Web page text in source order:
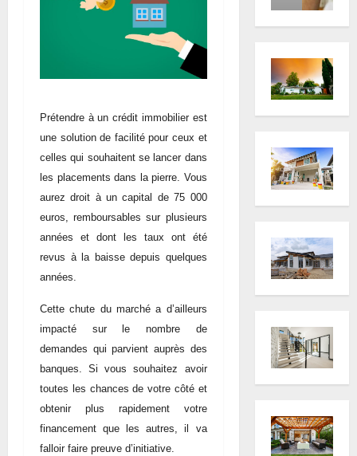
Prétendre à un crédit immobilier est
une solution de facilité pour ceux et
celles qui souhaitent se lancer dans
les placements dans la pierre. Vous
aurez droit à un capital de 75 000
euros, remboursables sur plusieurs
années et dont les taux ont été
revus à la baisse depuis quelques
années.
Cette chute du marché a d’ailleurs
impacté sur le nombre de
demandes qui parvient auprès des
banques. Si vous souhaitez avoir
toutes les chances de votre côté et
obtenir plus rapidement votre
financement que les autres, il va
falloir faire preuve d’initiative.